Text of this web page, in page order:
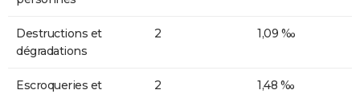
Destructions et
dégradations
2 1,09 ‰
Escroqueries et
2 1,48 ‰